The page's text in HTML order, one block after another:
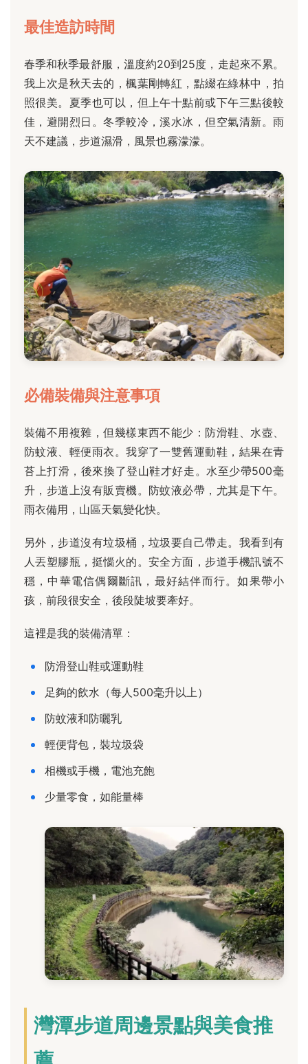
最佳造訪時間
春季和秋季最舒服，溫度約20到25度，走起來不累。
我上次是秋天去的，楓葉剛轉紅，點綴在綠林中，拍
照很美。夏季也可以，但上午十點前或下午三點後較
佳，避開烈日。冬季較冷，溪水冰，但空氣清新。雨
天不建議，步道濕滑，風景也霧濛濛。
必備裝備與注意事項
裝備不用複雜，但幾樣東西不能少：防滑鞋、水壺、
防蚊液、輕便雨衣。我穿了一雙舊運動鞋，結果在青
苔上打滑，後來換了登山鞋才好走。水至少帶500毫
升，步道上沒有販賣機。防蚊液必帶，尤其是下午。
雨衣備用，山區天氣變化快。
另外，步道沒有垃圾桶，垃圾要自己帶走。我看到有
人丟塑膠瓶，挺惱火的。安全方面，步道手機訊號不
穩，中華電信偶爾斷訊，最好結伴而行。如果帶小
孩，前段很安全，後段陡坡要牽好。
這裡是我的裝備清單：
防滑登山鞋或運動鞋
足夠的飲水（每人500毫升以上）
防蚊液和防曬乳
輕便背包，裝垃圾袋
相機或手機，電池充飽
少量零食，如能量棒
灣潭步道周邊景點與美食推